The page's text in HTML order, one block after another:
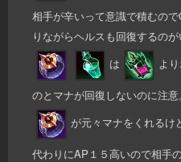
相手が辛いって意識で積むの
りながらヘルスも回復するのが
は
よ
のとマナが回復しないのに注意。
が元々マナをくれるけ
代わりにAP１５高いので相手